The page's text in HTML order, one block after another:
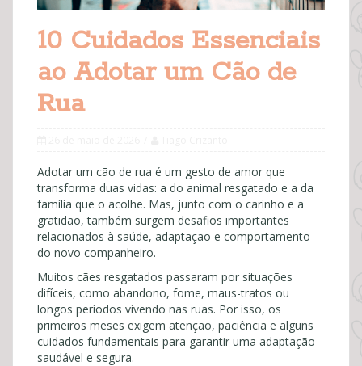
10 Cuidados Essenciais
ao Adotar um Cão de
Rua
Adotar um cão de rua é um gesto de amor que
transforma duas vidas: a do animal resgatado e a da
família que o acolhe. Mas, junto com o carinho e a
gratidão, também surgem desafios importantes
relacionados à saúde, adaptação e comportamento
do novo companheiro.
Muitos cães resgatados passaram por situações
difíceis, como abandono, fome, maus-tratos ou
longos períodos vivendo nas ruas. Por isso, os
primeiros meses exigem atenção, paciência e alguns
cuidados fundamentais para garantir uma adaptação
saudável e segura.